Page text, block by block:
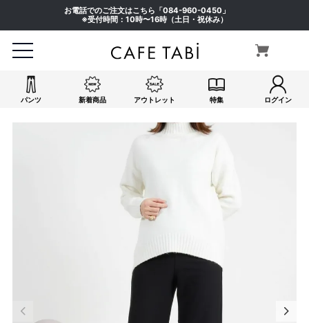
お電話でのご注文はこちら「084-960-0450 」
※受付時間：10時〜16時（土日・祝休み）
パンツ 新着商品 アウトレット 特集 ログイン